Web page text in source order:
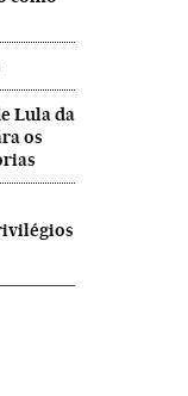
Lula da
os